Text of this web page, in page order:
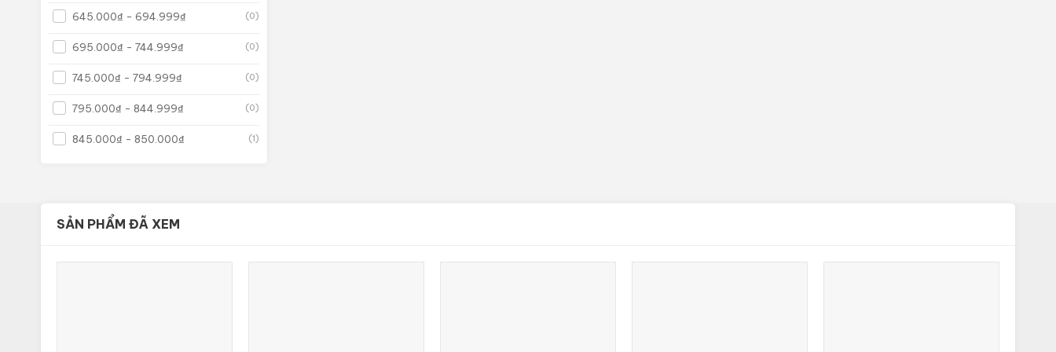
645.000₫ - 694.999₫ (0)
695.000₫ - 744.999₫ (0)
745.000₫ - 794.999₫ (0)
795.000₫ - 844.999₫ (0)
845.000₫ - 850.000₫ (1)
SẢN PHẨM ĐÃ XEM